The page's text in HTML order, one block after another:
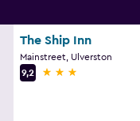
The Ship Inn
Mainstreet, Ulverston
9,2
3 estrellas